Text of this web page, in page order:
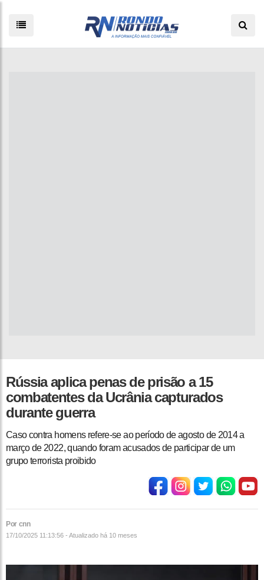
Rússia aplica penas de prisão a 15
combatentes da Ucrânia capturados
durante guerra
Caso contra homens refere-se ao período de agosto de 2014 a
março de 2022, quando foram acusados ​​de participar de um
grupo terrorista proibido
Por cnn
17/10/2025 11:13:56 - Atualizado há 10 meses